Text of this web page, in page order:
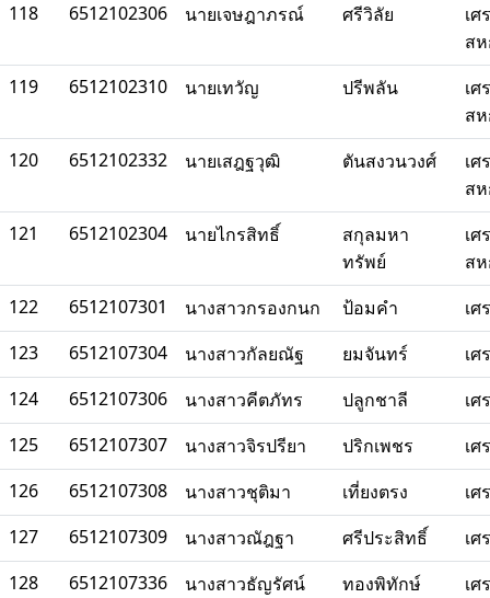
118
6512102306 นายเจษฎาภรณ์ ศรีวิลัย
เ
ส
119
6512102310 นายเทวัญ ปรีพลัน
เ
ส
120
6512102332 นายเสฎฐวุฒิ ตันสงวนวงศ์
เ
ส
121
6512102304 นายไกรสิทธิ์
สกุลมหา
ทรัพย์
เ
ส
122
6512107301 นางสาวกรองกนก ป้อมคำ
เ
123
6512107304 นางสาวกัลยณัฐ ยมจันทร์
เ
124
6512107306 นางสาวคีตภัทร ปลูกชาลี
เ
125
6512107307 นางสาวจิรปรียา ปริกเพชร
เ
126
6512107308 นางสาวชุติมา เที่ยงตรง
เ
127
6512107309 นางสาวณัฎฐา ศรีประสิทธิ์
เ
128
6512107336 นางสาวธัญรัศน์
ทองพิทักษ์
เ